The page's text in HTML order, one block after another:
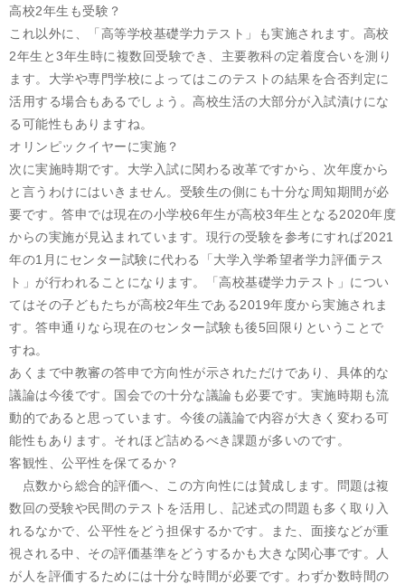
高校2年生も受験？
これ以外に、「高等学校基礎学力テスト」も実施されます。高校
2年生と3年生時に複数回受験でき、主要教科の定着度合いを測り
ます。大学や専門学校によってはこのテストの結果を合否判定に
活用する場合もあるでしょう。高校生活の大部分が入試漬けにな
る可能性もありますね。
オリンピックイヤーに実施？
次に実施時期です。大学入試に関わる改革ですから、次年度から
と言うわけにはいきません。受験生の側にも十分な周知期間が必
要です。答申では現在の小学校6年生が高校3年生となる2020年度
からの実施が見込まれています。現行の受験を参考にすれば2021
年の1月にセンター試験に代わる「大学入学希望者学力評価テス
ト」が行われることになります。「高校基礎学力テスト」につい
てはその子どもたちが高校2年生である2019年度から実施されま
す。答申通りなら現在のセンター試験も後5回限りということで
すね。
あくまで中教審の答申で方向性が示されただけであり、具体的な
議論は今後です。国会での十分な議論も必要です。実施時期も流
動的であると思っています。今後の議論で内容が大きく変わる可
能性もあります。それほど詰めるべき課題が多いのです。
客観性、公平性を保てるか？
点数から総合的評価へ、この方向性には賛成します。問題は複
数回の受験や民間のテストを活用し、記述式の問題も多く取り入
れるなかで、公平性をどう担保するかです。また、面接などが重
視される中、その評価基準をどうするかも大きな関心事です。人
が人を評価するためには十分な時間が必要です。わずか数時間の